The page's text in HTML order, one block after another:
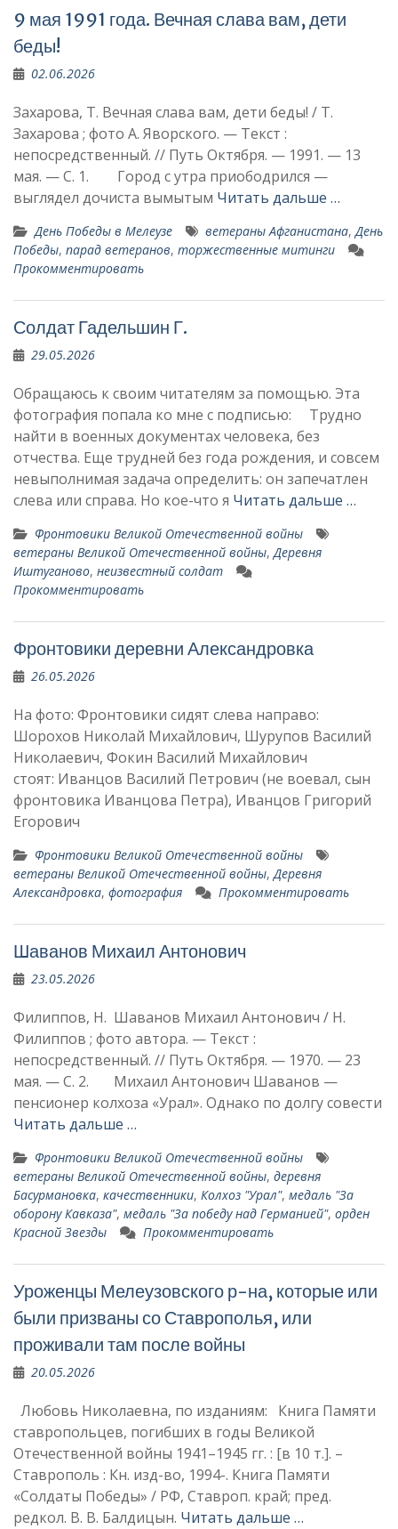
9 мая 1991 года. Вечная слава вам, дети
беды!
02.06.2026
Захарова, Т. Вечная слава вам, дети беды! / Т.
Захарова ; фото А. Яворского. — Текст :
непосредственный. // Путь Октября. — 1991. — 13
мая. — С. 1. Город с утра приободрился —
выглядел до­чиста вымытым Читать дальше …
День Победы в Мелеузе ветераны Афганистана,День
Победы, парад ветеранов, торжественные митинги
Прокомментировать
Солдат Гадельшин Г.
29.05.2026
Обращаюсь к своим читателям за помощью. Эта
фотография попала ко мне с подписью: Трудно
найти в военных документах человека, без
отчества. Еще трудней без года рождения, и совсем
невыполнимая задача определить: он запечатлен
слева или справа. Но кое-что я Читать дальше …
Фронтовики Великой Отечественной войны
ветераны Великой Отечественной войны,Деревня
Иштуганово, неизвестный солдат
Прокомментировать
Фронтовики деревни Александровка
26.05.2026
На фото: Фронтовики сидят слева направо:
Шорохов Николай Михайлович, Шурупов Василий
Николаевич, Фокин Василий Михайлович
стоят: Иванцов Василий Петрович (не воевал, сын
фронтовика Иванцова Петра), Иванцов Григорий
Егорович
Фронтовики Великой Отечественной войны
ветераны Великой Отечественной войны,Деревня
Александровка, фотография Прокомментировать
Шаванов Михаил Антонович
23.05.2026
Филиппов, Н. Шаванов Михаил Антонович / Н.
Филиппов ; фото автора. — Текст :
непосредственный. // Путь Октября. — 1970. — 23
мая. — С. 2. Mихаил Антонович Шаванов —
пенсионер колхоза «Урал». Однако по долгу со­вести
Читать дальше …
Фронтовики Великой Отечественной войны
ветераны Великой Отечественной войны, деревня
Басурмановка, качественники, Колхоз "Урал", медаль "За
оборону Кавказа", медаль "За победу над Германией", орден
Красной Звезды
Прокомментировать
Уроженцы Мелеузовского р-на, которые или
были призваны со Ставрополья, или
проживали там после войны
20.05.2026
Любовь Николаевна, по изданиям: Книга Памяти
ставропольцев, погибших в годы Великой
Отечественной войны 1941–1945 гг. : [в 10 т.]. –
Ставрополь : Кн. изд-во, 1994-. Книга Памяти
«Солдаты Победы» / РФ, Ставроп. край; пред.
редкол. В. В. Балдицын. Читать дальше …